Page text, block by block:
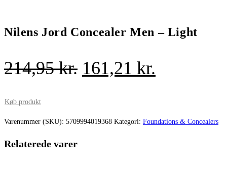
Nilens Jord Concealer Men – Light
214,95kr. Den
var:
161,21 kr.
er:
Køb produkt
Varenummer (SKU): 5709994019368 Kategori: Foundations & Concealers
Relaterede varer